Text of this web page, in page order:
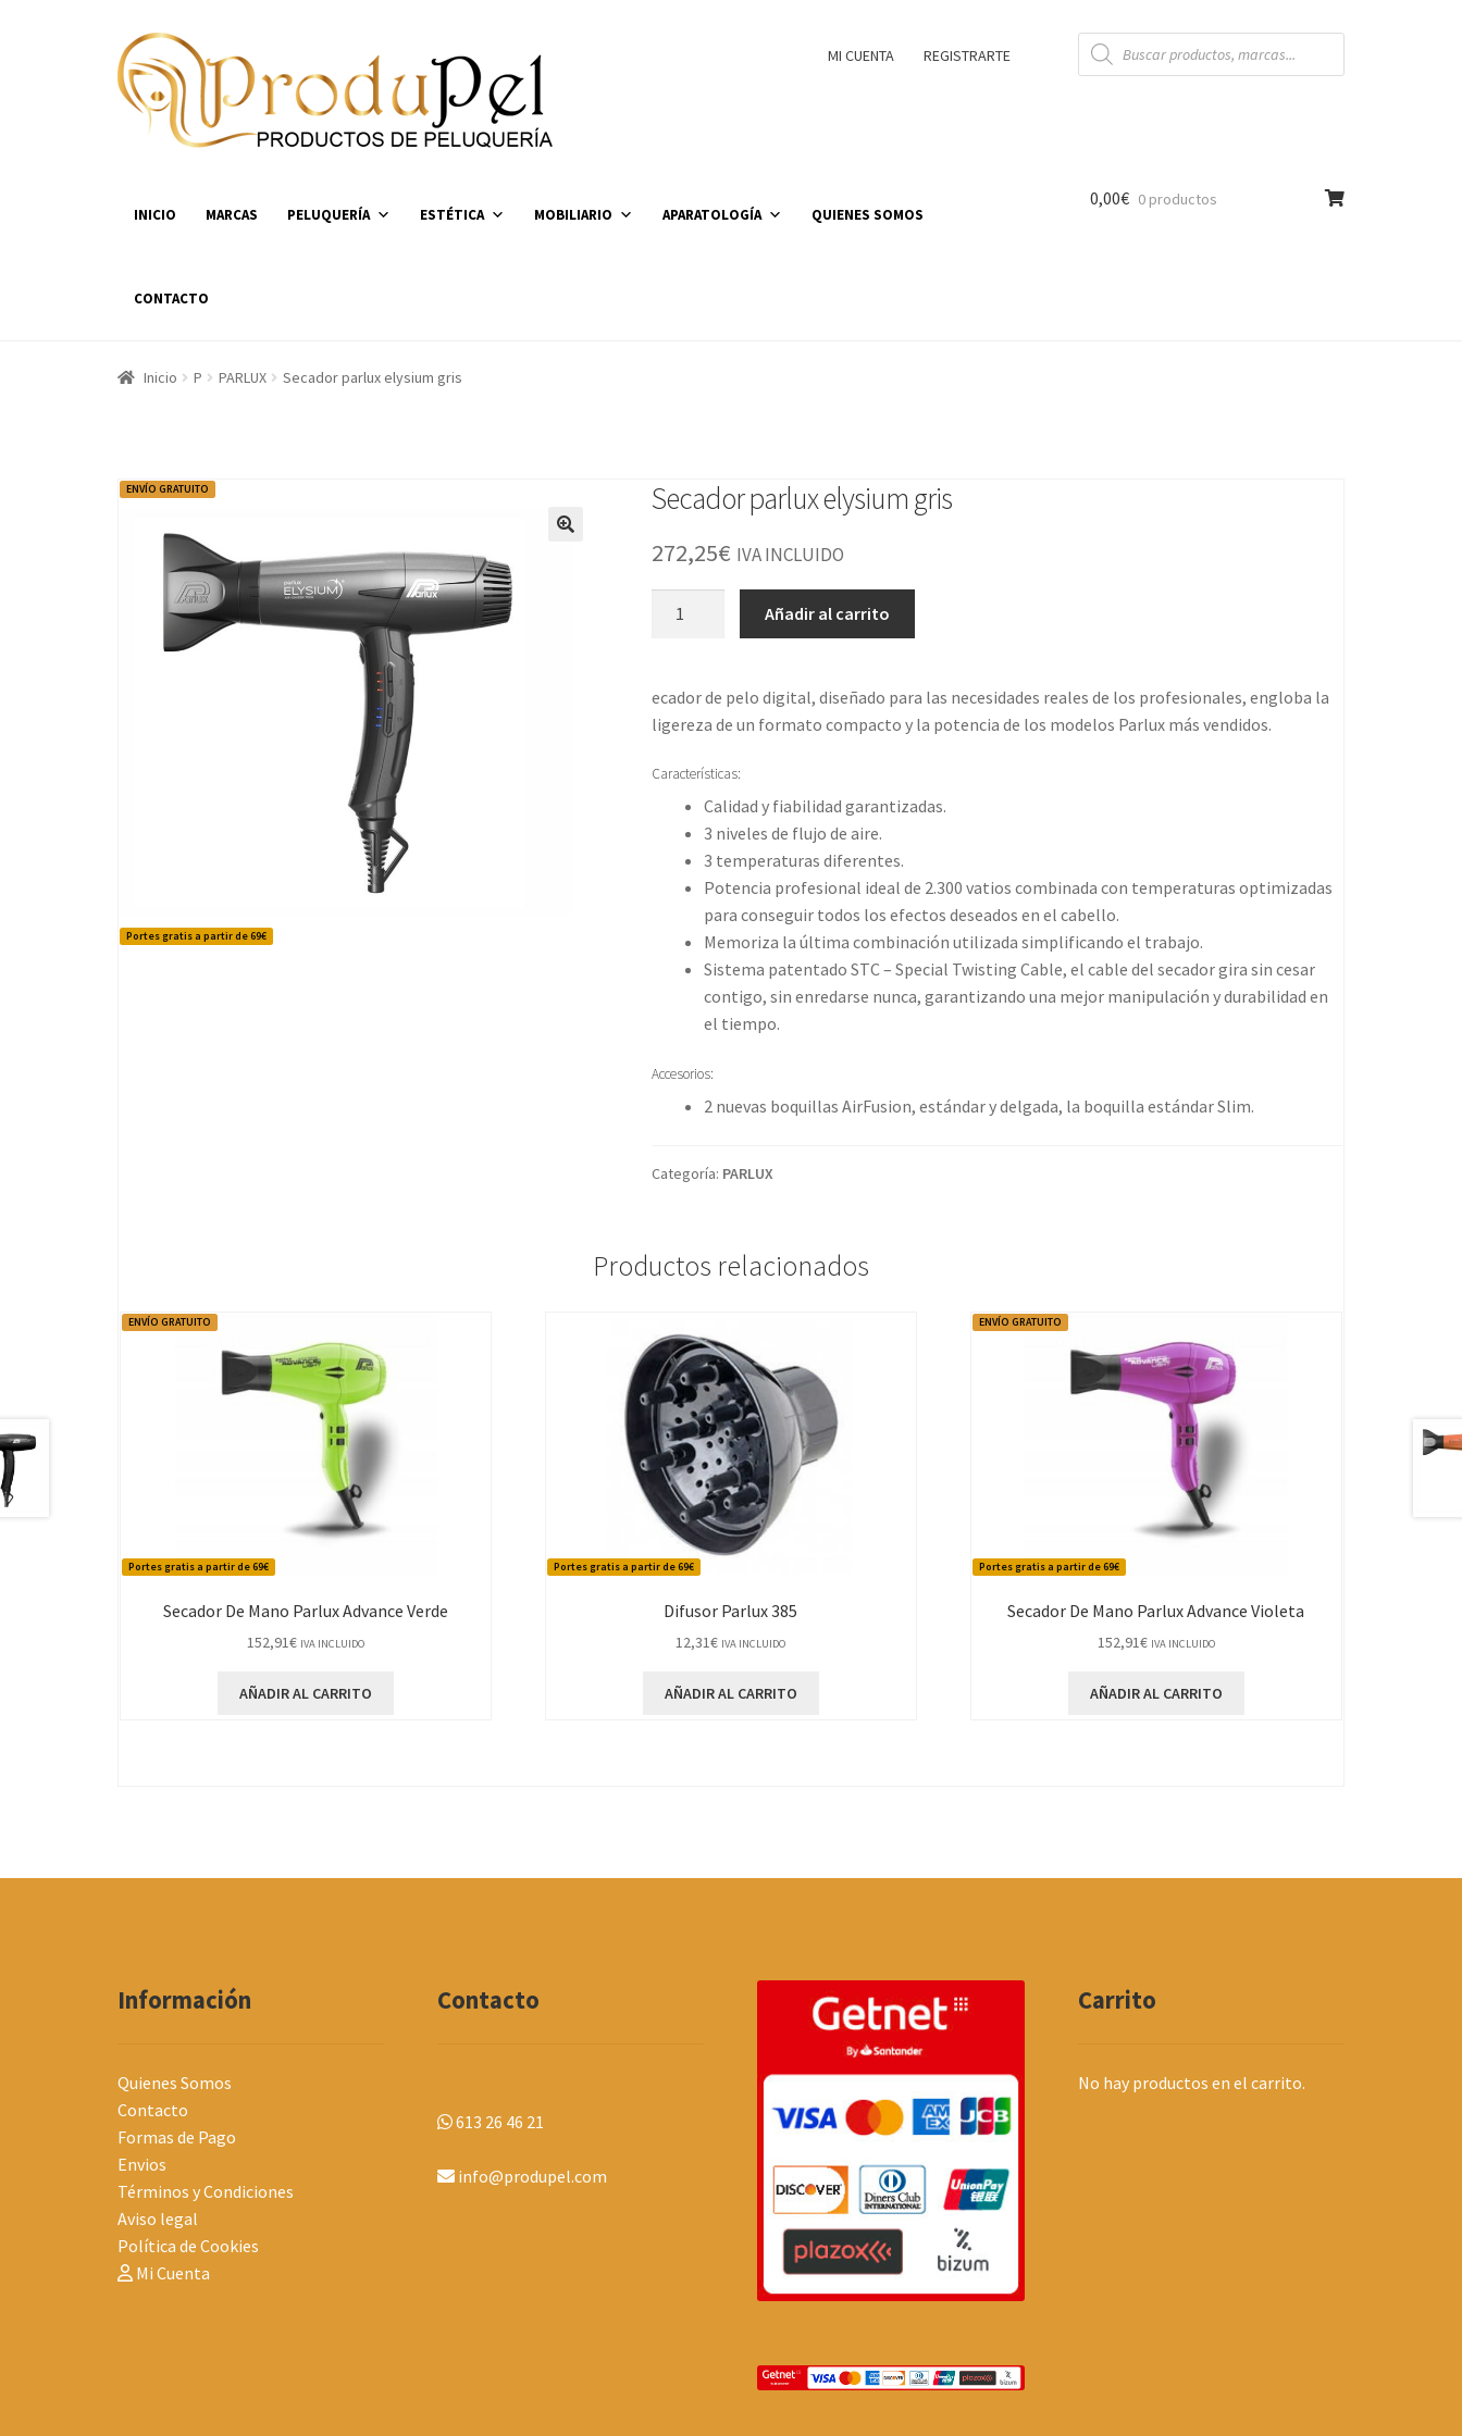
Ir
a
la
navegación
Ir
al
contenido
MI CUENTA REGISTRARTE
Búsqueda
de
productos
INICIO MARCAS PELUQUERÍA ESTÉTICA MOBILIARIO APARATOLOGÍA QUIENES SOMOS
CONTACTO
0,00€ 0 productos
Inicio P PARLUX Secador parlux elysium gris
Portes gratis a partir de 69€
ENVÍO GRATUITO Secador parlux elysium gris
272,25€ IVA INCLUIDO
cantidad
Añadir al carrito
ecador de pelo digital, diseñado para las necesidades reales de los profesionales, engloba la
ligereza de un formato compacto y la potencia de los modelos Parlux más vendidos.
Características:
Calidad y fiabilidad garantizadas.
3 niveles de flujo de aire.
3 temperaturas diferentes.
Potencia profesional ideal de 2.300 vatios combinada con temperaturas optimizadas
para conseguir todos los efectos deseados en el cabello.
Memoriza la última combinación utilizada simplificando el trabajo.
Sistema patentado STC – Special Twisting Cable, el cable del secador gira sin cesar
contigo, sin enredarse nunca, garantizando una mejor manipulación y durabilidad en
el tiempo.
Accesorios:
2 nuevas boquillas AirFusion, estándar y delgada, la boquilla estándar Slim.
Categoría: PARLUX
Productos relacionados
Portes gratis a partir de 69€
ENVÍO GRATUITO
Secador De Mano Parlux Advance Verde
152,91€ IVA INCLUIDO
AÑADIR AL CARRITO
Portes gratis a partir de 69€
Difusor Parlux 385
12,31€ IVA INCLUIDO
AÑADIR AL CARRITO
Portes gratis a partir de 69€
ENVÍO GRATUITO
Secador De Mano Parlux Advance Violeta
152,91€ IVA INCLUIDO
AÑADIR AL CARRITO
Información
Quienes Somos
Contacto
Formas de Pago
Envios
Términos y Condiciones
Aviso legal
Política de Cookies
Mi Cuenta
Contacto
613 26 46 21
info@produpel.com
Carrito
No hay productos en el carrito.